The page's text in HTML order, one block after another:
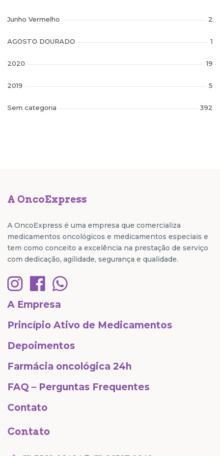
Junho Vermelho 2
AGOSTO DOURADO 1
2020 19
2019 5
Sem categoria 392
A OncoExpress
A OncoExpress é uma empresa que comercializa
medicamentos oncológicos e medicamentos especiais e
tem como conceito a excelência na prestação de serviço
com dedicação, agilidade, segurança e qualidade.
A Empresa
Princípio Ativo de Medicamentos
Depoimentos
Farmácia oncológica 24h
FAQ – Perguntas Frequentes
Contato
Contato